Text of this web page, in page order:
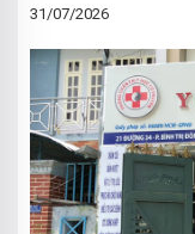
31/07/2026